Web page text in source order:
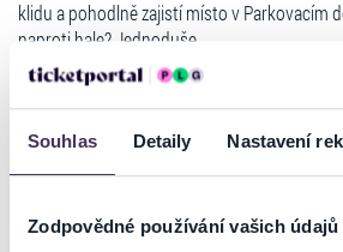
Souhlas Detaily Nastavení
Zodpovědné používání vašich údajů
klidu a pohodlně zajistí místo v Parkovacím
naproti hale? Jednoduše.
Postup:
- při objednání lístků online vám systém na
rovnou nabídne na příslušnou akci i
- s vytisknutou vstupenkou se vám vytiskne
- ten pak při vjezdu do Parkovacího domu a